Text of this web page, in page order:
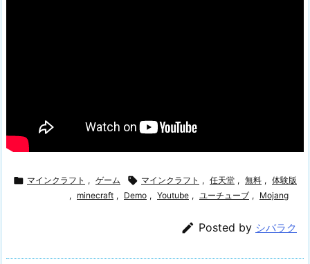
 マインクラフト , ゲーム  マインクラフト , 任天堂 , 無料 , 体験版
,
minecraft , Demo , Youtube , ユーチューブ , Mojang
 Posted by シバラク